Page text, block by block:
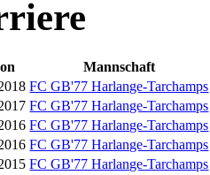
Mannschaft
FC GB'77 Harlange-Tarchamps
FC GB'77 Harlange-Tarchamps
FC GB'77 Harlange-Tarchamps
FC GB'77 Harlange-Tarchamps
FC GB'77 Harlange-Tarchamps